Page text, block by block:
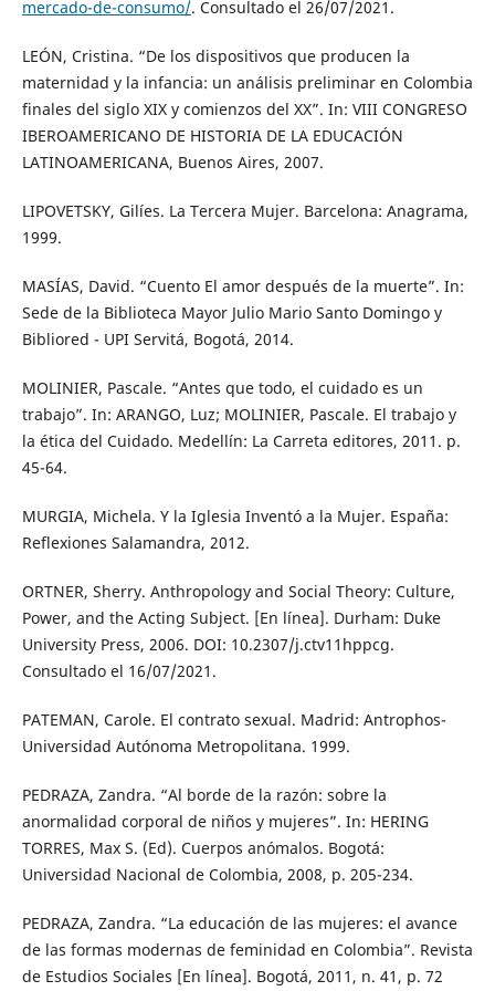
mercado-de-consumo/. Consultado el 26/07/2021.
LEÓN, Cristina. “De los dispositivos que producen la
maternidad y la infancia: un análisis preliminar en Colombia
finales del siglo XIX y comienzos del XX”. In: VIII CONGRESO
IBEROAMERICANO DE HISTORIA DE LA EDUCACIÓN
LATINOAMERICANA, Buenos Aires, 2007.
LIPOVETSKY, Gilíes. La Tercera Mujer. Barcelona: Anagrama,
1999.
MASÍAS, David. “Cuento El amor después de la muerte”. In:
Sede de la Biblioteca Mayor Julio Mario Santo Domingo y
Bibliored - UPI Servitá, Bogotá, 2014.
MOLINIER, Pascale. “Antes que todo, el cuidado es un
trabajo”. In: ARANGO, Luz; MOLINIER, Pascale. El trabajo y
la ética del Cuidado. Medellín: La Carreta editores, 2011. p.
45-64.
MURGIA, Michela. Y la Iglesia Inventó a la Mujer. España:
Reflexiones Salamandra, 2012.
ORTNER, Sherry. Anthropology and Social Theory: Culture,
Power, and the Acting Subject. [En línea]. Durham: Duke
University Press, 2006. DOI: 10.2307/j.ctv11hppcg.
Consultado el 16/07/2021.
PATEMAN, Carole. El contrato sexual. Madrid: Antrophos-
Universidad Autónoma Metropolitana. 1999.
PEDRAZA, Zandra. “Al borde de la razón: sobre la
anormalidad corporal de niños y mujeres”. In: HERING
TORRES, Max S. (Ed). Cuerpos anómalos. Bogotá:
Universidad Nacional de Colombia, 2008, p. 205-234.
PEDRAZA, Zandra. “La educación de las mujeres: el avance
de las formas modernas de feminidad en Colombia”. Revista
de Estudios Sociales [En línea]. Bogotá, 2011, n. 41, p. 72